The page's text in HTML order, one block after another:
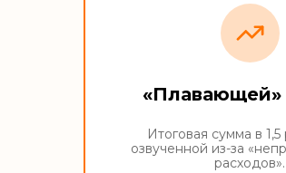
«Плавающей»
Итоговая сумма в
озвученной из-за
расходов».